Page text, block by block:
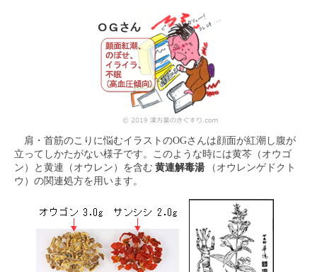
肩・首筋のこりに悩むイラストのOGさんは顔面が紅潮し腹が
立ってしかたがない様子です。このような時には黄芩（オウゴ
ン）と黄連（オウレン）を含む 黄連解毒湯
（オウレンゲドクト
ウ）の関連処方を用います。